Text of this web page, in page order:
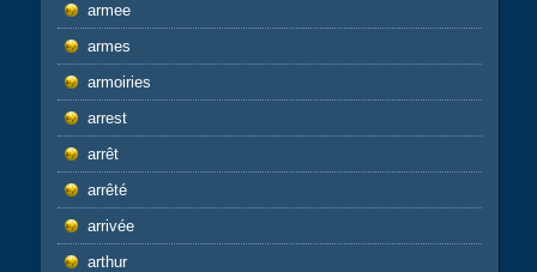
armee
armes
armoiries
arrest
arrêt
arrêté
arrivée
arthur